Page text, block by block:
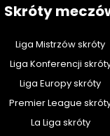
Skróty
Liga Mistrzów skróty
Liga Konferencji
Liga Europy skróty
Premier League
La Liga skróty